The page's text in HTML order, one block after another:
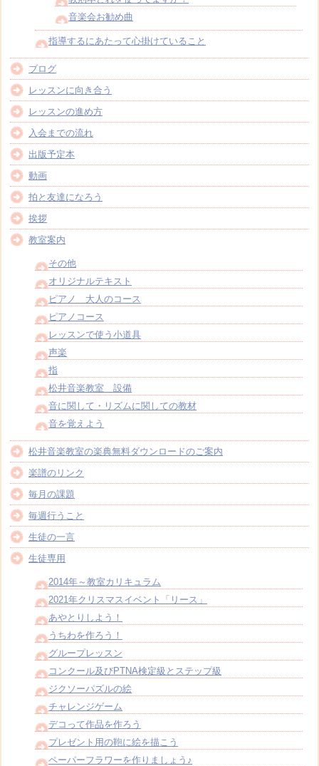
音楽会お勧め曲
指導するにあたって心掛けていること
ブログ
レッスンに向き合う
レッスンの進め方
入会までの流れ
出版予定本
動画
拍と友達になろう
挨拶
教室案内
その他
オリジナルテキスト
ピアノ 大人のコース
ピアノコース
レッスンで使う小道具
声楽
指
松井音楽教室 設備
音に関して・リズムに関しての教材
音を覚えよう
松井音楽教室の楽典無料ダウンロードのご案内
楽譜のリンク
毎月の課題
毎週行うこと
生徒の一言
生徒専用
2014年～教室カリキュラム
2021年クリスマスイベント「リース」
あやとりしよう！
うちわを作ろう！
グループレッスン
コンクール及びPTNA検定級とステップ級
ジクソーパズルの絵
チャレンジゲーム
デコって作品を作ろう
プレゼント用の鞄に絵を描こう
ペーパーフラワーを作りましょう♪